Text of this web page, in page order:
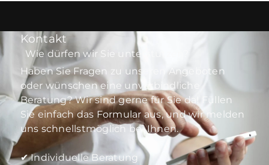
Kontakt
Wie dürfen wir Sie unterstützen?
Haben Sie Fragen zu unseren Angeboten
oder wünschen eine unverbindliche
Beratung? Wir sind gerne für Sie da! Füllen
Sie einfach das Formular aus, und wir melden
uns schnellstmöglich bei Ihnen.
✔ Individuelle Beratung